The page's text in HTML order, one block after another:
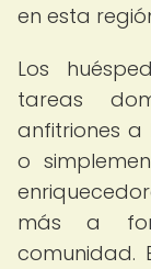
en esta
Los
tareas
anfitriones
o
más a
comunidad.